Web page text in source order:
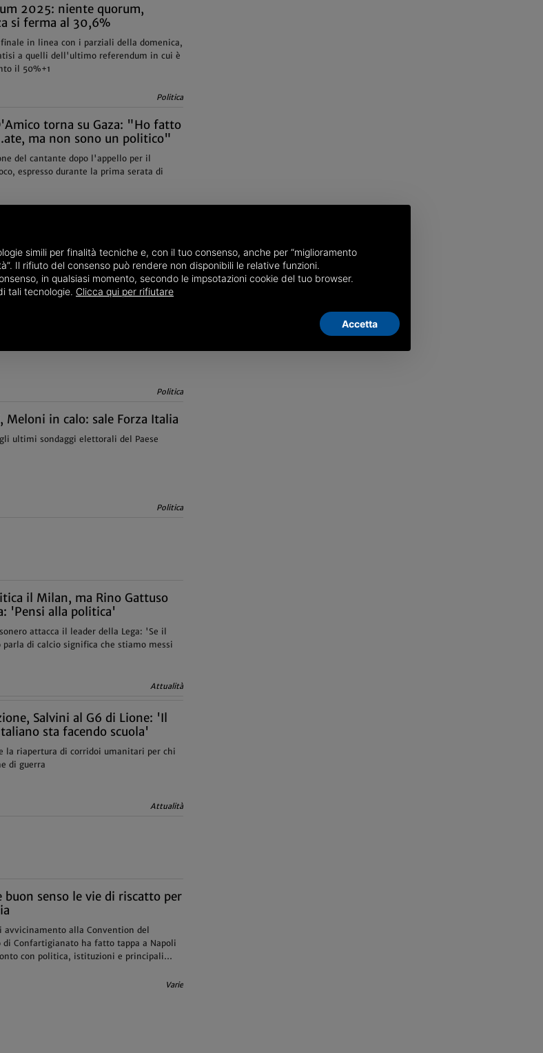
2025: niente quorum,
si ferma al 30,6%
in linea con i parziali della domenica,
a quelli dell'ultimo referendum in cui è
il 50%+1
Politica
torna su Gaza: "Ho fatto
ma non sono un politico"
del cantante dopo l'appello per il
espresso durante la prima serata di
Politica
Meloni in calo: sale Forza Italia
ultimi sondaggi elettorali del Paese
Politica
il Milan, ma Rino Gattuso
'Pensi alla politica'
attacca il leader della Lega: 'Se il
di calcio significa che stiamo messi
Attualità
Salvini al G6 di Lione: 'Il
sta facendo scuola'
la riapertura di corridoi umanitari per chi
di guerra
Attualità
buon senso le vie di riscatto per
avvicinamento alla Convention del
di Confartigianato ha fatto tappa a Napoli
con politica, istituzioni e principali
Varie
simili per finalità tecniche e, con il tuo consenso, anche per “miglioramento
Il rifiuto del consenso può rendere non disponibili le relative funzioni.
in qualsiasi momento, secondo le impsotazioni cookie del tuo browser.
tali tecnologie. Clicca qui per rifiutare
Accetta